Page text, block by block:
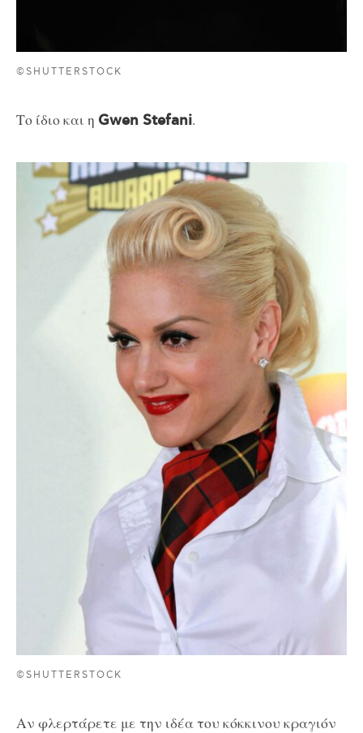
©SHUTTERSTOCK
Το ίδιο και η Gwen Stefani.
©SHUTTERSTOCK
Αν φλερτάρετε με την ιδέα του κόκκινου κραγιόν